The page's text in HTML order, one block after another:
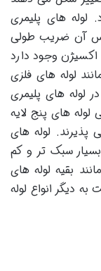
لوله های پلیمری
آن ضریب طولی
اکسیژن وجود دارد
لوله های فلزی
لوله های پلیمری
های پنج لایه
پذیرند. لوله های
سبک تر و کم
بقیه لوله های
دیگر انواع لوله